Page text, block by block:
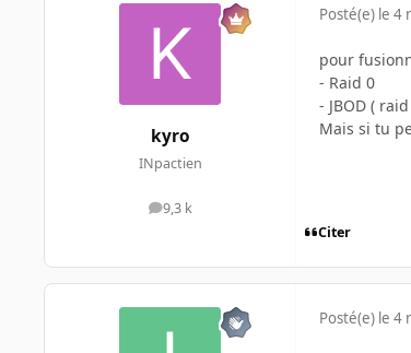
kyro
INpactien
9,3 k
messages
Posté(e) le 4
pour
- Raid 0
- JBOD (
Mais si tu
Citer
Posté(e) le 4